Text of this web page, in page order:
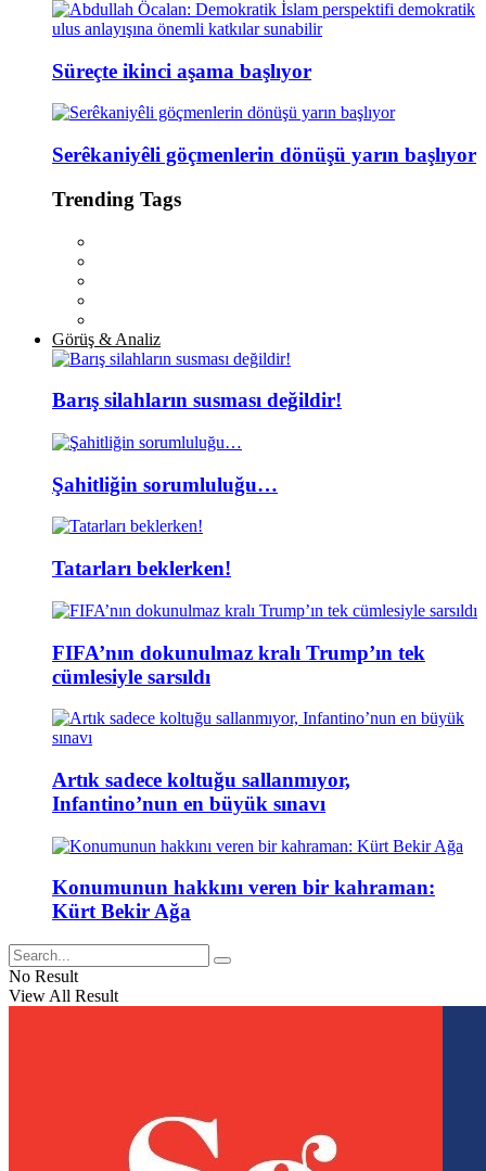
Süreçte ikinci aşama başlıyor
Serêkaniyêli göçmenlerin dönüşü yarın başlıyor
Trending Tags
Görüş & Analiz
Barış silahların susması değildir!
Şahitliğin sorumluluğu…
Tatarları beklerken!
FIFA’nın dokunulmaz kralı Trump’ın tek
cümlesiyle sarsıldı
Artık sadece koltuğu sallanmıyor,
Infantino’nun en büyük sınavı
Konumunun hakkını veren bir kahraman:
Kürt Bekir Ağa
No Result
View All Result